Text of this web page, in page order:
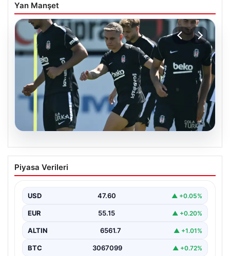
Yan Manşet
05.08.2026
Beşiktaş Hradec Kralove Maçı
Öncesinde Leandro Trossard
Türk futbolunun köklü kulüplerinden Beşiktaş, UEFA
Piyasa Verileri
USD 47.60 ▲ +0.05%
EUR 55.15 ▲ +0.20%
ALTIN 6561.7 ▲ +1.01%
BTC 3067099 ▲ +0.72%